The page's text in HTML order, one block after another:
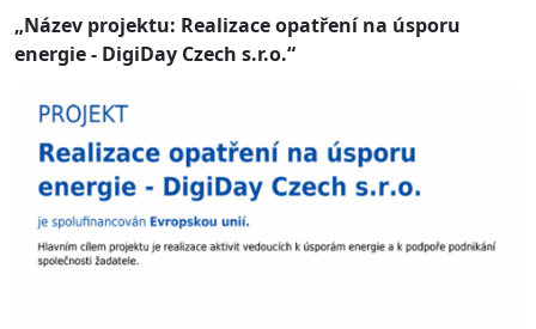
„Název projektu: Realizace opatření na úsporu
energie - DigiDay Czech s.r.o.“